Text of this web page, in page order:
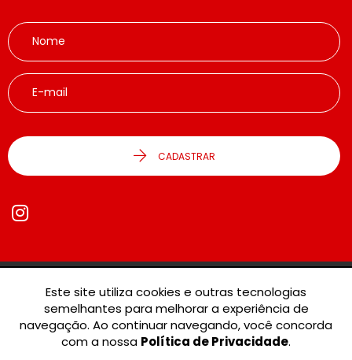
CADASTRAR
© 2026 - Agora Imóveis SP - Negócios Imobiliários -
17.285.601/0001-90 -Todos os Direitos Reservados.
Este site utiliza cookies e outras tecnologias
semelhantes para melhorar a experiência de
navegação. Ao continuar navegando, você concorda
com a nossa Política de Privacidade.